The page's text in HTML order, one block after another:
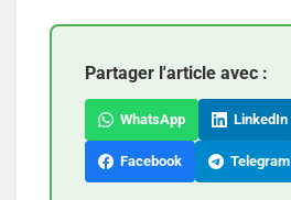
Partager l'article avec :
WhatsApp LinkedIn
Facebook Telegram